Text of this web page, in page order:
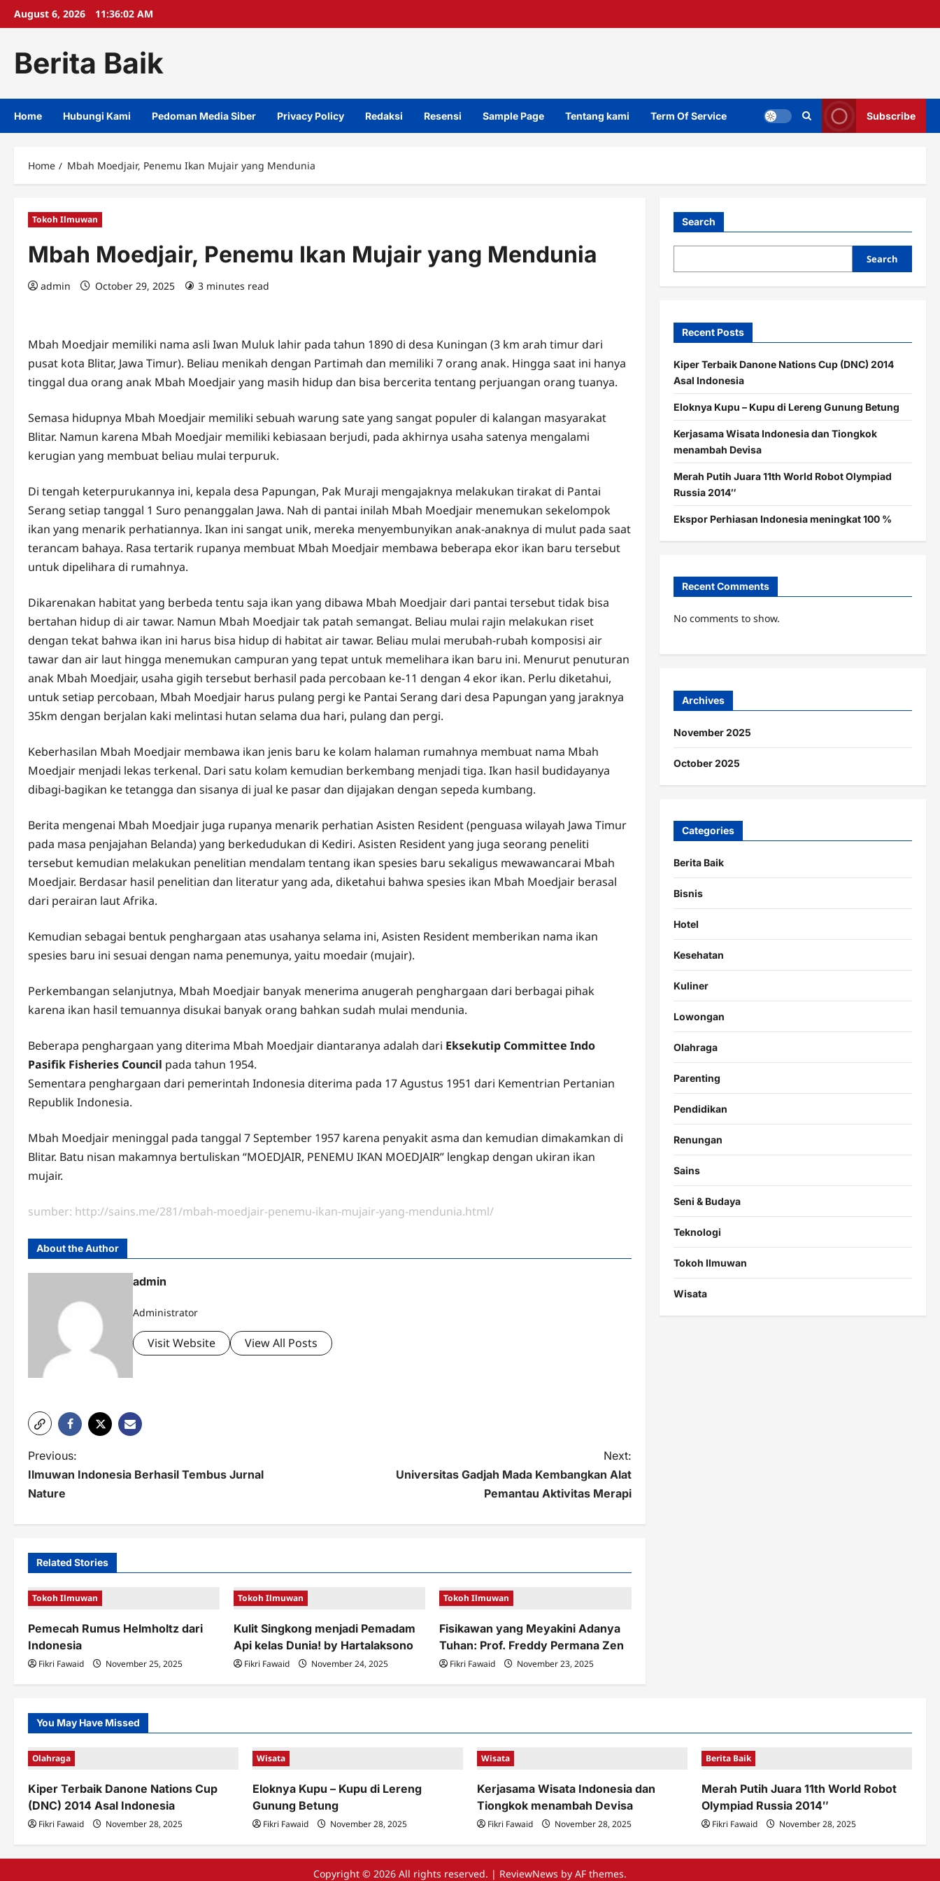
SkipAugust 6, 2026 11:36:03 AM
Berita Baik
Home Hubungi Kami Pedoman Media Siber Privacy Policy Redaksi Resensi Sample Page Tentang kami Term Of Service Subscribe
Home Mbah Moedjair, Penemu Ikan Mujair yang Mendunia
Tokoh Ilmuwan
Mbah Moedjair, Penemu Ikan Mujair yang Mendunia
admin October 29, 2025 3 minutes read
Mbah Moedjair memiliki nama asli Iwan Muluk lahir pada tahun 1890 di desa Kuningan (3 km arah timur dari
pusat kota Blitar, Jawa Timur). Beliau menikah dengan Partimah dan memiliki 7 orang anak. Hingga saat ini hanya
tinggal dua orang anak Mbah Moedjair yang masih hidup dan bisa bercerita tentang perjuangan orang tuanya.
Semasa hidupnya Mbah Moedjair memiliki sebuah warung sate yang sangat populer di kalangan masyarakat
Blitar. Namun karena Mbah Moedjair memiliki kebiasaan berjudi, pada akhirnya usaha satenya mengalami
kerugian yang membuat beliau mulai terpuruk.
Di tengah keterpurukannya ini, kepala desa Papungan, Pak Muraji mengajaknya melakukan tirakat di Pantai
Serang setiap tanggal 1 Suro penanggalan Jawa. Nah di pantai inilah Mbah Moedjair menemukan sekelompok
ikan yang menarik perhatiannya. Ikan ini sangat unik, mereka menyembunyikan anak-anaknya di mulut pada saat
terancam bahaya. Rasa tertarik rupanya membuat Mbah Moedjair membawa beberapa ekor ikan baru tersebut
untuk dipelihara di rumahnya.
Dikarenakan habitat yang berbeda tentu saja ikan yang dibawa Mbah Moedjair dari pantai tersebut tidak bisa
bertahan hidup di air tawar. Namun Mbah Moedjair tak patah semangat. Beliau mulai rajin melakukan riset
dengan tekat bahwa ikan ini harus bisa hidup di habitat air tawar. Beliau mulai merubah-rubah komposisi air
tawar dan air laut hingga menemukan campuran yang tepat untuk memelihara ikan baru ini. Menurut penuturan
anak Mbah Moedjair, usaha gigih tersebut berhasil pada percobaan ke-11 dengan 4 ekor ikan. Perlu diketahui,
untuk setiap percobaan, Mbah Moedjair harus pulang pergi ke Pantai Serang dari desa Papungan yang jaraknya
35km dengan berjalan kaki melintasi hutan selama dua hari, pulang dan pergi.
Keberhasilan Mbah Moedjair membawa ikan jenis baru ke kolam halaman rumahnya membuat nama Mbah
Moedjair menjadi lekas terkenal. Dari satu kolam kemudian berkembang menjadi tiga. Ikan hasil budidayanya
dibagi-bagikan ke tetangga dan sisanya di jual ke pasar dan dijajakan dengan sepeda kumbang.
Berita mengenai Mbah Moedjair juga rupanya menarik perhatian Asisten Resident (penguasa wilayah Jawa Timur
pada masa penjajahan Belanda) yang berkedudukan di Kediri. Asisten Resident yang juga seorang peneliti
tersebut kemudian melakukan penelitian mendalam tentang ikan spesies baru sekaligus mewawancarai Mbah
Moedjair. Berdasar hasil penelitian dan literatur yang ada, diketahui bahwa spesies ikan Mbah Moedjair berasal
dari perairan laut Afrika.
Kemudian sebagai bentuk penghargaan atas usahanya selama ini, Asisten Resident memberikan nama ikan
spesies baru ini sesuai dengan nama penemunya, yaitu moedair (mujair).
Perkembangan selanjutnya, Mbah Moedjair banyak menerima anugerah penghargaan dari berbagai pihak
karena ikan hasil temuannya disukai banyak orang bahkan sudah mulai mendunia.
Beberapa penghargaan yang diterima Mbah Moedjair diantaranya adalah dari Eksekutip Committee Indo
Pasifik Fisheries Council pada tahun 1954.
Sementara penghargaan dari pemerintah Indonesia diterima pada 17 Agustus 1951 dari Kementrian Pertanian
Republik Indonesia.
Mbah Moedjair meninggal pada tanggal 7 September 1957 karena penyakit asma dan kemudian dimakamkan di
Blitar. Batu nisan makamnya bertuliskan “MOEDJAIR, PENEMU IKAN MOEDJAIR” lengkap dengan ukiran ikan
mujair.
sumber: http://sains.me/281/mbah-moedjair-penemu-ikan-mujair-yang-mendunia.html/
About the Author
admin
Administrator
Visit Website View All Posts
P
o
n
v
i
g
a
t
i
o
n
Previous:
Ilmuwan Indonesia Berhasil Tembus Jurnal
Nature
Next:
Universitas Gadjah Mada Kembangkan Alat
Pemantau Aktivitas Merapi
Related Stories
Tokoh Ilmuwan
Pemecah Rumus Helmholtz dari
Indonesia
Fikri Fawaid November 25, 2025
Tokoh Ilmuwan
Kulit Singkong menjadi Pemadam
Api kelas Dunia! by Hartalaksono
Fikri Fawaid November 24, 2025
Tokoh Ilmuwan
Fisikawan yang Meyakini Adanya
Tuhan: Prof. Freddy Permana Zen
Fikri Fawaid November 23, 2025
Search
Search
Recent Posts
Kiper Terbaik Danone Nations Cup (DNC) 2014
Asal Indonesia
Eloknya Kupu – Kupu di Lereng Gunung Betung
Kerjasama Wisata Indonesia dan Tiongkok
menambah Devisa
Merah Putih Juara 11th World Robot Olympiad
Russia 2014″
Ekspor Perhiasan Indonesia meningkat 100 %
Recent Comments
No comments to show.
Archives
November 2025
October 2025
Categories
Berita Baik
Bisnis
Hotel
Kesehatan
Kuliner
Lowongan
Olahraga
Parenting
Pendidikan
Renungan
Sains
Seni & Budaya
Teknologi
Tokoh Ilmuwan
Wisata
You May Have Missed
Olahraga
Kiper Terbaik Danone Nations Cup
(DNC) 2014 Asal Indonesia
Fikri Fawaid November 28, 2025
Wisata
Eloknya Kupu – Kupu di Lereng
Gunung Betung
Fikri Fawaid November 28, 2025
Wisata
Kerjasama Wisata Indonesia dan
Tiongkok menambah Devisa
Fikri Fawaid November 28, 2025
Berita Baik
Merah Putih Juara 11th World Robot
Olympiad Russia 2014″
Fikri Fawaid November 28, 2025
Copyright © 2026 All rights reserved. | ReviewNews by AF themes.